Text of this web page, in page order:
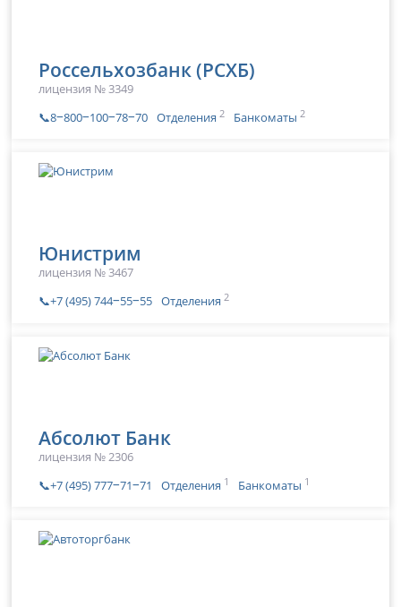
Россельхозбанк (РСХБ)
лицензия № 3349
📞8‒800‒100‒78‒70 Отделения 2 Банкоматы 2
Юнистрим
лицензия № 3467
📞+7 (495) 744‒55‒55 Отделения 2
Абсолют Банк
лицензия № 2306
📞+7 (495) 777‒71‒71
Отделения 1 Банкоматы 1